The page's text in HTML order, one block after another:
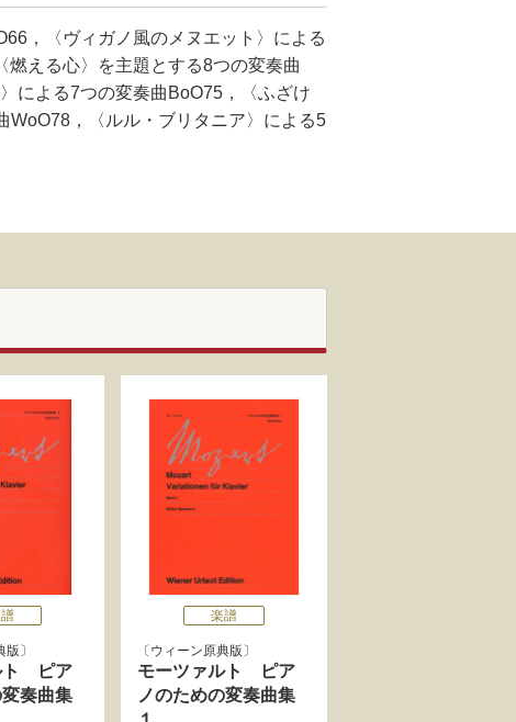
，〈ヴィガノ風のメヌエット〉による
える心〉を主題とする8つの変奏曲
による7つの変奏曲BoO75，〈ふざけ
WoO78，〈ルル・ブリタニア〉による5
版
ト ピア
奏曲集
楽譜
ウィーン原典版
モーツァルト ピア
ノのための変奏曲集